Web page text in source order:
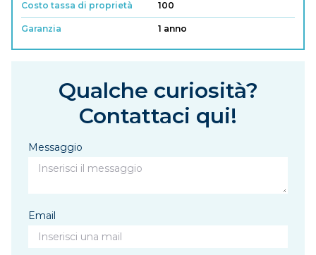
Costo tassa di proprietà 100
Garanzia 1 anno
Qualche curiosità?
Contattaci qui!
Messaggio
Email